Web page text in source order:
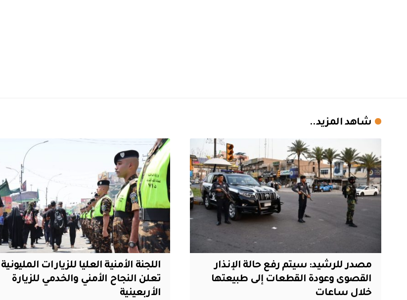
شاهد المزيد..
مصدر للرشيد: سيتم رفع حالة الإنذار
القصوى وعودة القطعات إلى طبيعتها
خلال ساعات
اللجنة الأمنية العليا للزيارات المليونية
تعلن النجاح الأمني والخدمي للزيارة
الأربعينية